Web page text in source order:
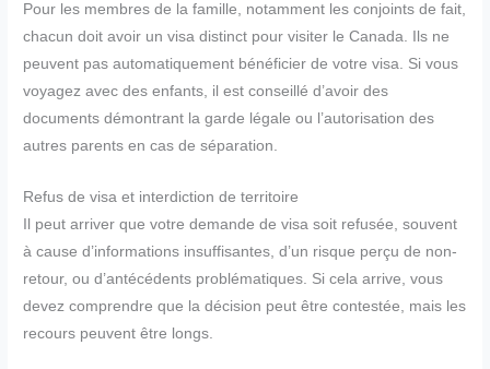
Pour les membres de la famille, notamment les conjoints de fait,
chacun doit avoir un visa distinct pour visiter le Canada. Ils ne
peuvent pas automatiquement bénéficier de votre visa. Si vous
voyagez avec des enfants, il est conseillé d’avoir des
documents démontrant la garde légale ou l’autorisation des
autres parents en cas de séparation.
Refus de visa et interdiction de territoire
Il peut arriver que votre demande de visa soit refusée, souvent
à cause d’informations insuffisantes, d’un risque perçu de non-
retour, ou d’antécédents problématiques. Si cela arrive, vous
devez comprendre que la décision peut être contestée, mais les
recours peuvent être longs.